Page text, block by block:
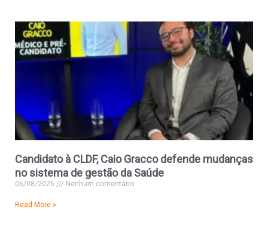
Candidato à CLDF, Caio Gracco defende mudanças
no sistema de gestão da Saúde
06/08/2026 Nenhum comentário
Read More »